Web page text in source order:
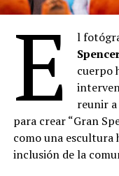
Los impulsores del
británico y destacar
refugiados judíos
operaciones de
bélico.
Comparte esto:
E
l
cuerpo
reunir a
para crear “Gran
como una escultura
inclusión de la